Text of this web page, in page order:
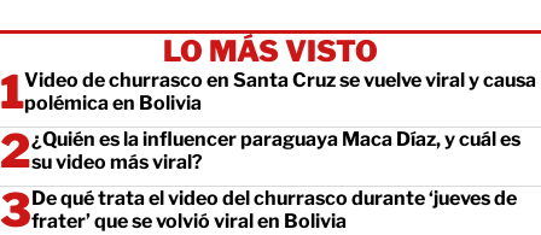
LO MÁS VISTO
Video de churrasco en Santa Cruz se vuelve viral y causa
polémica en Bolivia
¿Quién es la influencer paraguaya Maca Díaz, y cuál es
su video más viral?
De qué trata el video del churrasco durante ‘jueves de
frater’ que se volvió viral en Bolivia